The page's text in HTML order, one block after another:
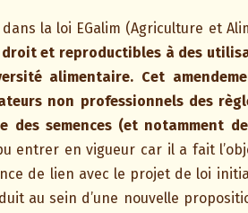
la loi EGalim (Agriculture et
et reproductibles à des
alimentaire. Cet
non professionnels des
des semences (et notamment
entrer en vigueur car il a fait
de lien avec le projet de loi
au sein d’une nouvelle